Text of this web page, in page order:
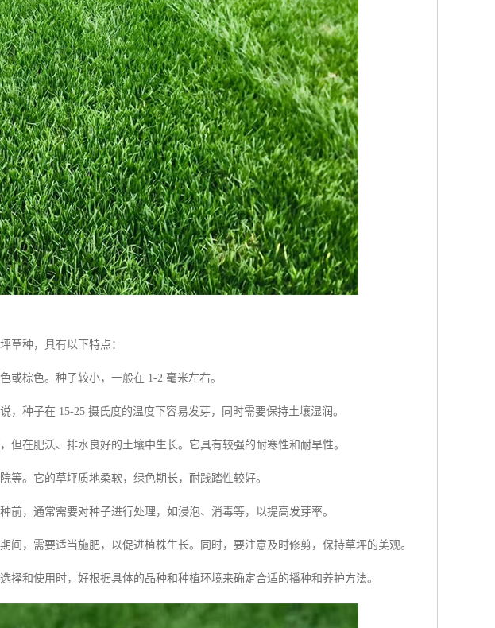
草种，具有以下特点：
或棕色。种子较小，一般在 1-2 毫米左右。
种子在 15-25 摄氏度的温度下容易发芽，同时需要保持土壤湿润。
在肥沃、排水良好的土壤中生长。它具有较强的耐寒性和耐旱性。
等。它的草坪质地柔软，绿色期长，耐践踏性较好。
，通常需要对种子进行处理，如浸泡、消毒等，以提高发芽率。
，需要适当施肥，以促进植株生长。同时，要注意及时修剪，保持草坪的美观。
和使用时，好根据具体的品种和种植环境来确定合适的播种和养护方法。